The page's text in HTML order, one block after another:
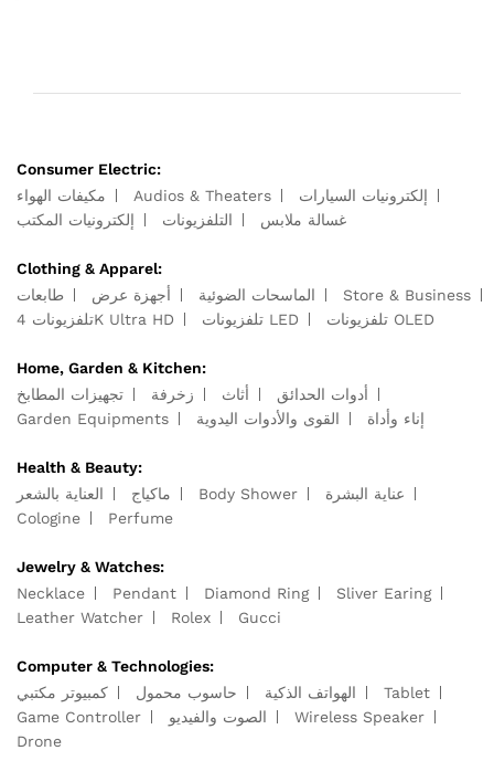
Consumer Electric:
مكيفات الهواء
Audios & Theaters
إلكترونيات السيارات
إلكترونيات المكتب
التلفزيونات غسالة ملابس
Clothing & Apparel:
طابعات
أجهزة عرض الماسحات الضوئية
Store & Business
تلفزيونات 4K Ultra HD
تلفزيونات LED تلفزيونات OLED
Home, Garden & Kitchen:
تجهيزات المطابخ
زخرفة أثاث
أدوات الحدائق
Garden Equipments
القوى والأدوات اليدوية إناء وأداة
Health & Beauty:
العناية بالشعر
ماكياج Body Shower
عناية البشرة
Cologine
Perfume
Jewelry & Watches:
Necklace
Pendant Diamond Ring
Sliver Earing
Leather Watcher
Rolex Gucci
Computer & Technologies:
كمبيوتر مكتبي
حاسوب محمول الهواتف الذكية
Tablet
Game Controller
الصوت والفيديو
Wireless Speaker
Drone